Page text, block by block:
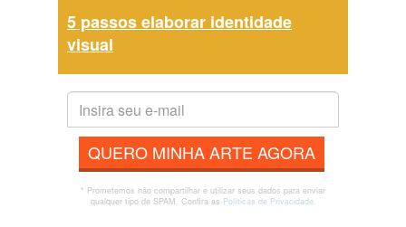
5 passos elaborar identidade
visual
QUERO MINHA ARTE AGORA
* Prometemos não compartilhar e utilizar seus dados para enviar
qualquer tipo de SPAM. Confira as Políticas de Privacidade.